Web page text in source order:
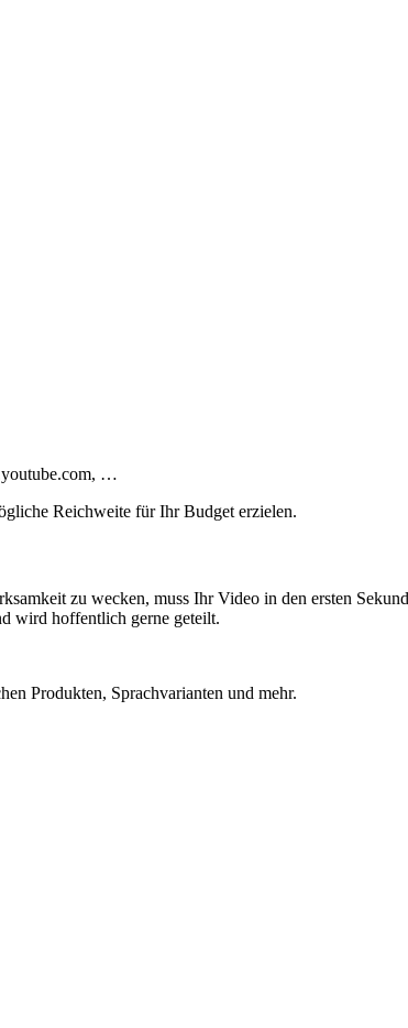
…
Reichweite für Ihr Budget erzielen.
zu wecken, muss Ihr Video in den ersten
wird hoffentlich gerne geteilt.
Produkten, Sprachvarianten und mehr.